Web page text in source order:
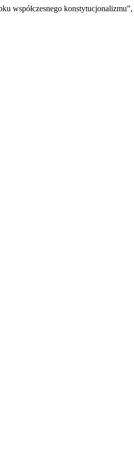
współczesnego konstytucjonalizmu”,